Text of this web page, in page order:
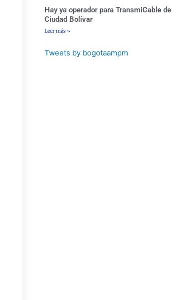
Hay ya operador para TransmiCable de
Ciudad Bolívar
Leer más »
Tweets by bogotaampm